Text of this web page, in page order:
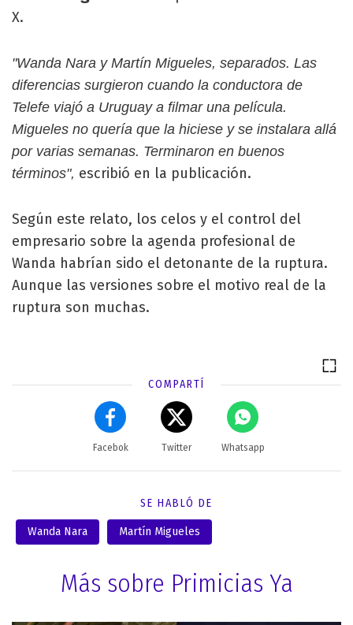
X.
"Wanda Nara y Martín Migueles, separados. Las
diferencias surgieron cuando la conductora de
Telefe viajó a Uruguay a filmar una película.
Migueles no quería que la hiciese y se instalara allá
por varias semanas. Terminaron en buenos
términos", escribió en la publicación.
Según este relato, los celos y el control del
empresario sobre la agenda profesional de
Wanda habrían sido el detonante de la ruptura.
Aunque las versiones sobre el motivo real de la
ruptura son muchas.
COMPARTÍ
Facebok Twitter Whatsapp
SE HABLÓ DE
Wanda Nara Martín Migueles
Más sobre Primicias Ya